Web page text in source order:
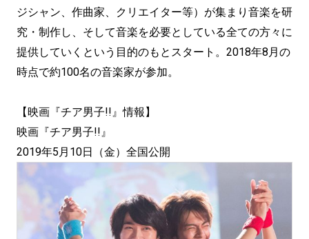
ジシャン、作曲家、クリエイター等）が集まり音楽を研
究・制作し、そして音楽を必要としている全ての方々に
提供していくという目的のもとスタート。2018年8月の
時点で約100名の音楽家が参加。
【映画『チア男子!!』情報】
映画『チア男子!!』
2019年5月10日（金）全国公開